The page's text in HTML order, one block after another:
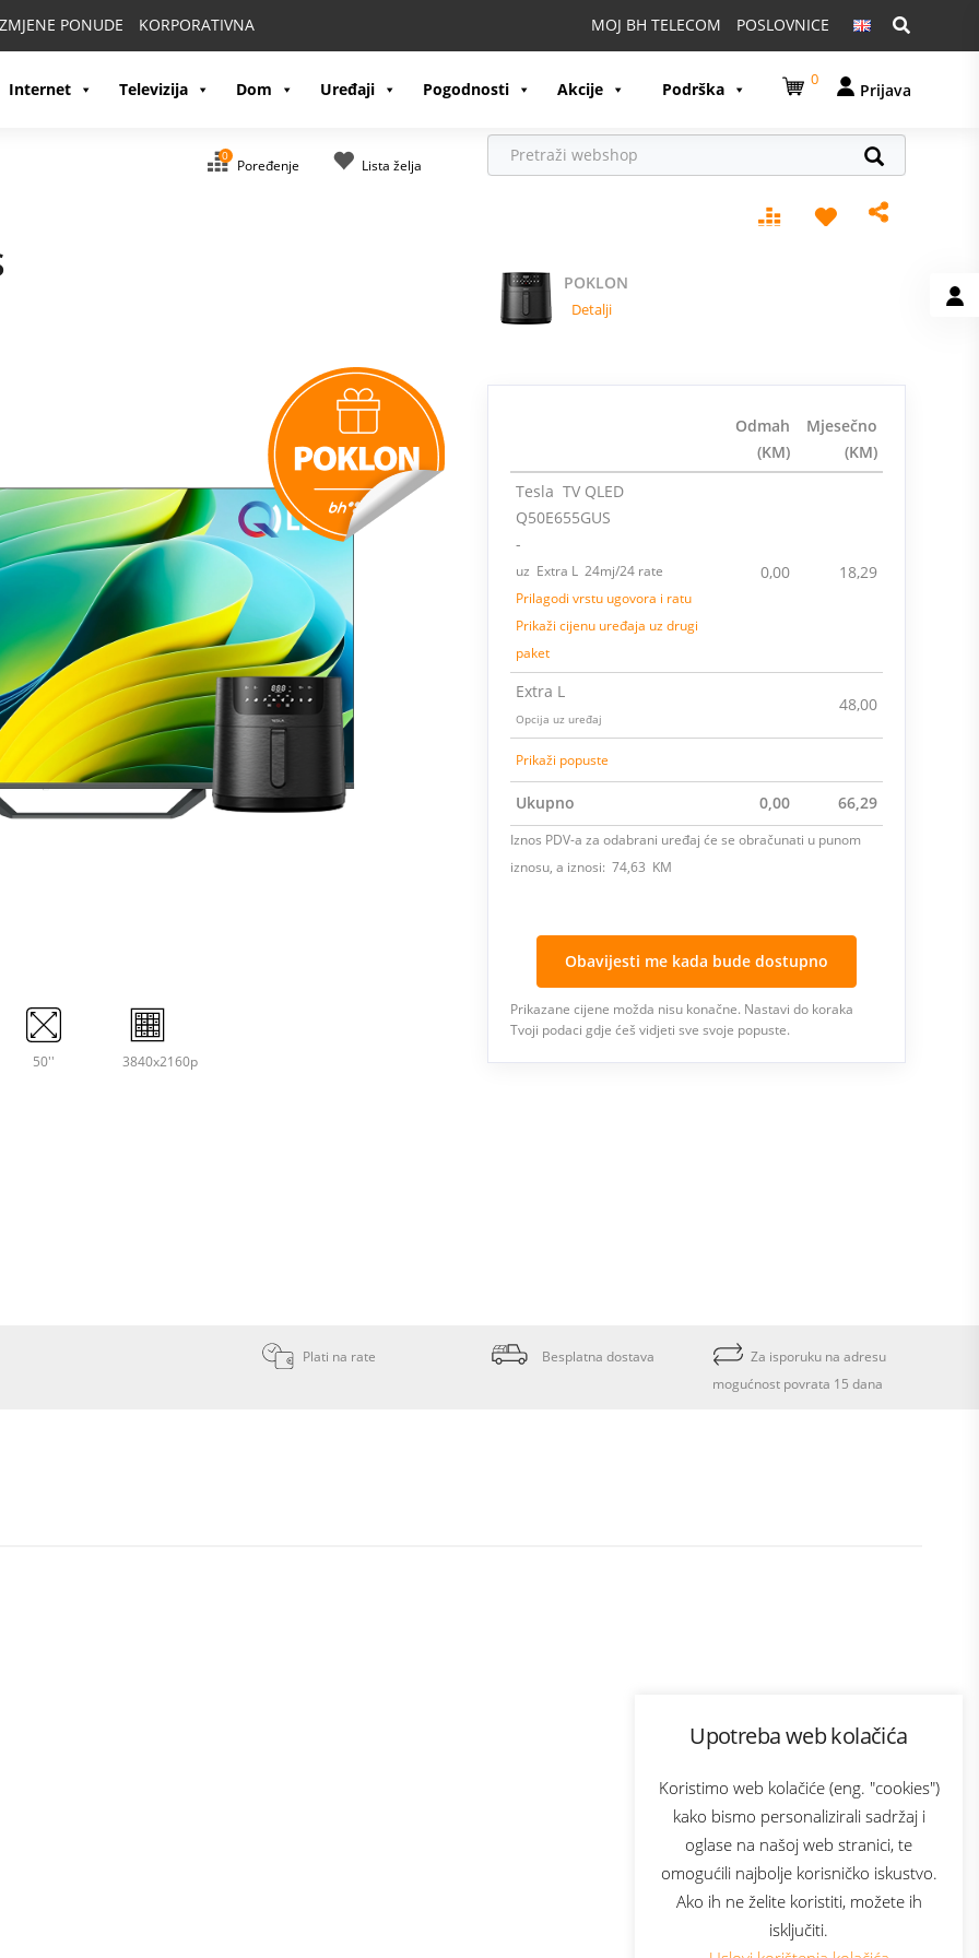
Upotreba web kolačića
Koristimo web kolačiće (eng. "cookies")
kako bismo personalizirali sadržaj i
oglase na našoj web stranici, te
omogućili najbolje korisničko iskustvo.
Ako ih ne želite koristiti, možete ih
isključiti.
PONUDE KORPORATIVNA Pretraga:
MOJ BH TELECOM POSLOVNICE
Internet Televizija Dom Uređaji Pogodnosti Akcije Podrška 0
Prijava
0
Poređenje Lista želja
POKLON
Detalji
50'' 3840x2160p
Odmah
(KM)
Mjesečno
(KM)
Tesla TV QLED
Q50E655GUS
-
uz Extra L 24mj/24 rate
Prilagodi vrstu ugovora i ratu
Prikaži cijenu uređaja uz drugi
paket
0,00 18,29
Extra L
Opcija uz uređaj
48,00
Prikaži popuste
Ukupno 0,00 66,29
Iznos PDV-a za odabrani uređaj će se obračunati u punom
iznosu, a iznosi: 74,63 KM
Obavijesti me kada bude dostupno
Prikazane cijene možda nisu konačne. Nastavi do koraka
Tvoji podaci gdje ćeš vidjeti sve svoje popuste.
Plati na rate Besplatna dostava
Za isporuku na adresu
mogućnost povrata 15 dana
Bonus plus
Prijava za newsletter